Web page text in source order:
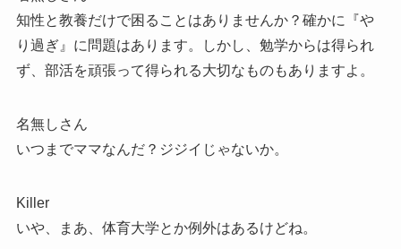
知性と教養だけで困ることはありませんか？確かに『や
り過ぎ』に問題はあります。しかし、勉学からは得られ
ず、部活を頑張って得られる大切なものもありますよ。
名無しさん
いつまでママなんだ？ジジイじゃないか。
Killer
いや、まあ、体育大学とか例外はあるけどね。